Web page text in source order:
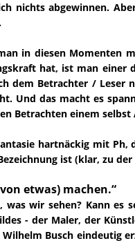
nichts abgewinnen.
in diesen Momenten
hat, ist man einer
dem Betrachter / Leser
Und das macht es
Betrachten einem
hartnäckig mit Ph,
ist (klar, zu
etwas) machen.“
was wir sehen? Kann
- der Maler, der
Busch eindeutig